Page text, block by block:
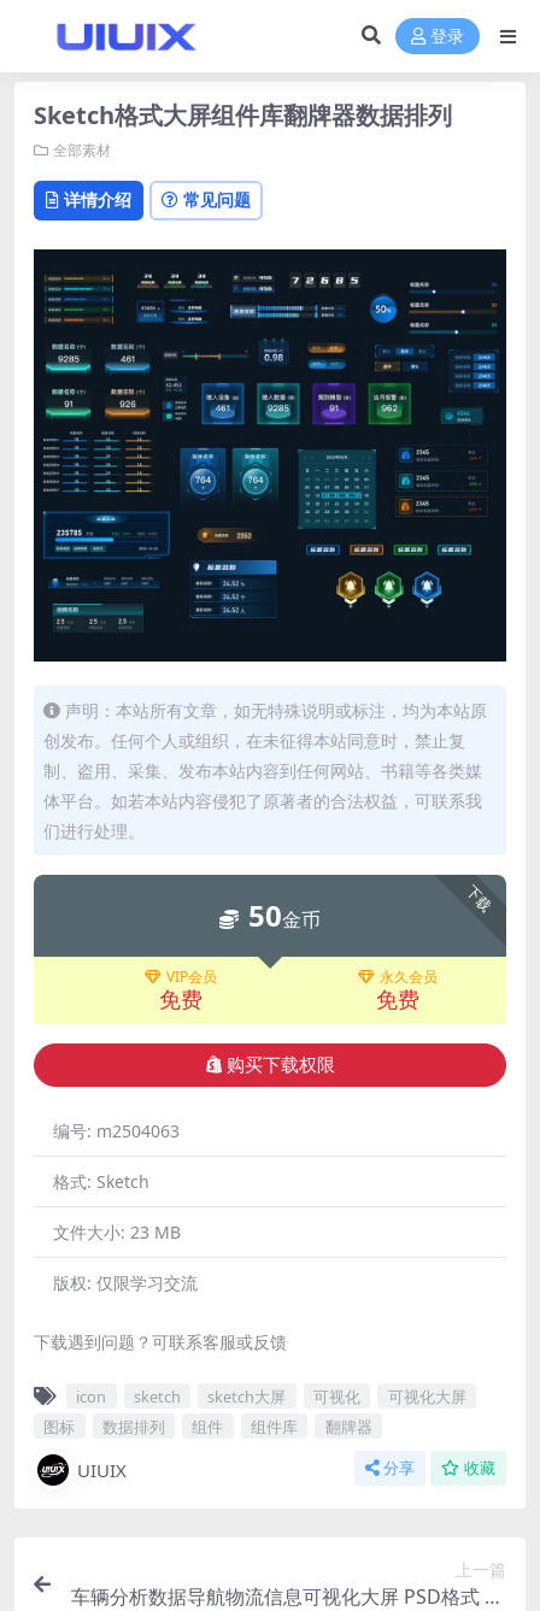
登录
Sketch格式大屏组件库翻牌器数据排列
全部素材
详情介绍 常见问题
声明：本站所有文章，如无特殊说明或标注，均为本站原
创发布。任何个人或组织，在未征得本站同意时，禁止复
制、盗用、采集、发布本站内容到任何网站、书籍等各类媒
体平台。如若本站内容侵犯了原著者的合法权益，可联系我
们进行处理。
下载
50金币
VIP会员
免费
永久会员
免费
购买下载权限
编号: m2504063
格式: Sketch
文件大小: 23 MB
版权: 仅限学习交流
下载遇到问题？可联系客服或反馈
icon sketch sketch大屏 可视化
可视化大屏
图标
数据排列 组件 组件库 翻牌器
UIUIX 分享 收藏
上一篇
车辆分析数据导航物流信息可视化大屏 PSD格式 19